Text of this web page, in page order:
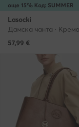
още 15% Код: SUMMER
Lasocki
Дамска чанта ·
57,99 €